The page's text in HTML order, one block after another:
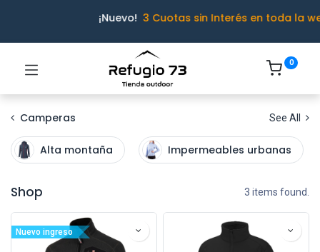
¡Nuevo! 3 Cuotas sin Interés en toda la
0
Camperas See All
Alta montaña Impermeables urbanas
Shop 3 items found.
Nuevo ingreso